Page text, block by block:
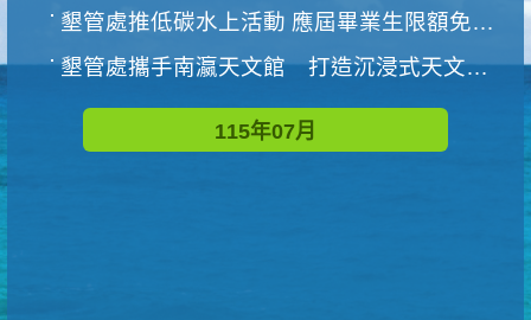
墾管處推低碳水上活動 應屆畢業生限額免費參加
墾管處攜手南瀛天文館 打造沉浸式天文探索營隊
115年07月